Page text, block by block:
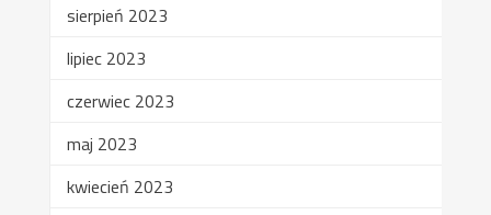
sierpień 2023
lipiec 2023
czerwiec 2023
maj 2023
kwiecień 2023